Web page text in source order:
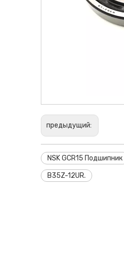
предыдущий:
NSK GCR15 Подшипник
B35Z-12UR.